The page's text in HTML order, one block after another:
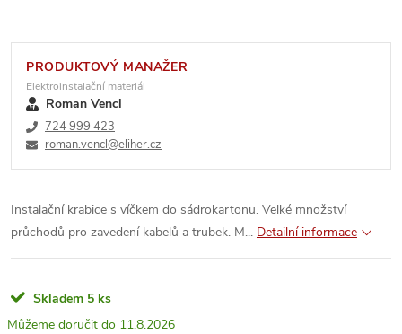
PRODUKTOVÝ MANAŽER
Elektroinstalační materiál
Roman Vencl
724 999 423
roman.vencl@eliher.cz
Instalační krabice s víčkem do sádrokartonu. Velké množství
průchodů pro zavedení kabelů a trubek. M... Detailní informace
Skladem 5 ks
11.8.2026